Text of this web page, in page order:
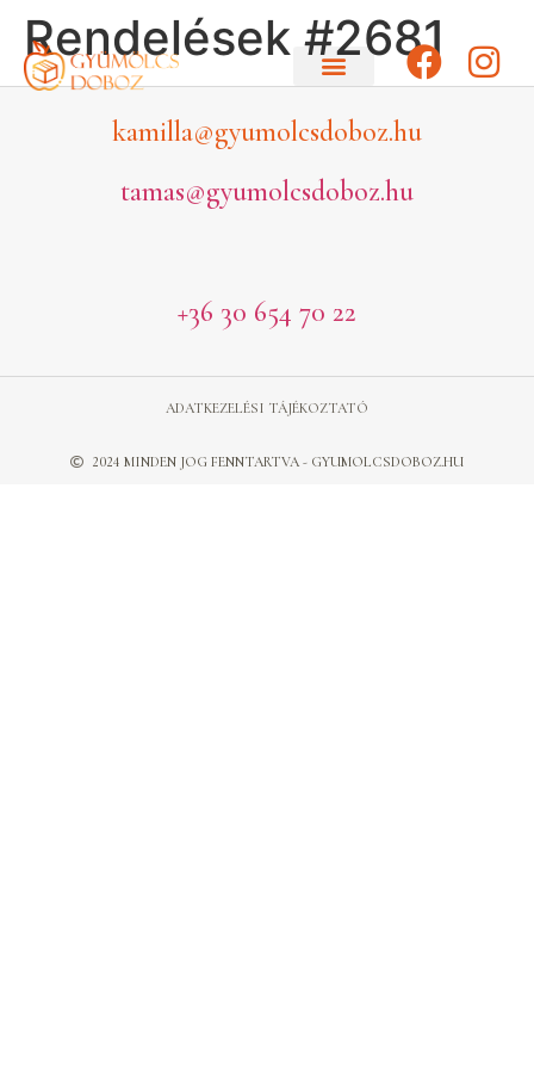
Rendelések #2681
kamilla@gyumolcsdoboz.hu
tamas@gyumolcsdoboz.hu
+36 30 654 70 22
2024 MINDEN JOG FENNTARTVA - GYUMOLCSDOBOZ.HU
ADATKEZELÉSI TÁJÉKOZTATÓ